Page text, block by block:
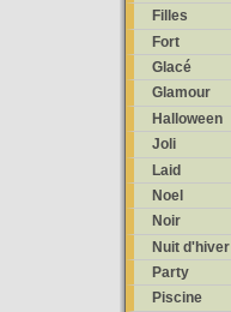
Filles
Fort
Glacé
Glamour
Halloween
Joli
Laid
Noel
Noir
Nuit d'hiver
Party
Piscine